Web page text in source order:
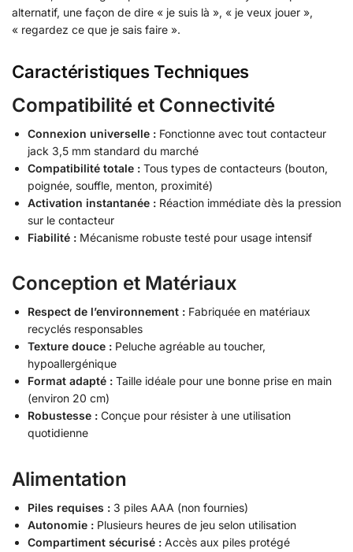
alternatif, une façon de dire « je suis là », « je veux jouer »,
« regardez ce que je sais faire ».
Caractéristiques Techniques
Compatibilité et Connectivité
Connexion universelle : Fonctionne avec tout contacteur
jack 3,5 mm standard du marché
Compatibilité totale : Tous types de contacteurs (bouton,
poignée, souffle, menton, proximité)
Activation instantanée : Réaction immédiate dès la pression
sur le contacteur
Fiabilité : Mécanisme robuste testé pour usage intensif
Conception et Matériaux
Respect de l’environnement : Fabriquée en matériaux
recyclés responsables
Texture douce : Peluche agréable au toucher,
hypoallergénique
Format adapté : Taille idéale pour une bonne prise en main
(environ 20 cm)
Robustesse : Conçue pour résister à une utilisation
quotidienne
Alimentation
Piles requises : 3 piles AAA (non fournies)
Autonomie : Plusieurs heures de jeu selon utilisation
Compartiment sécurisé : Accès aux piles protégé